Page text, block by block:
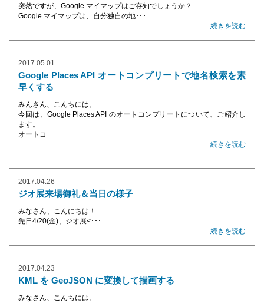
突然ですが、Google マイマップはご存知でしょうか？
Google マイマップは、自分独自の地･･･
続きを読む
2017.05.01
Google Places API オートコンプリートで地名検索を素
早くする
みんさん、こんちには。
今回は、Google Places API のオートコンプリートについて、ご紹介し
ます。
オートコ･･･
続きを読む
2017.04.26
ジオ展来場御礼＆当日の様子
みなさん、こんにちは！
先日4/20(金)、 ジオ展<･･･
続きを読む
2017.04.23
KML を GeoJSON に変換して描画する
みなさん、こんちには。